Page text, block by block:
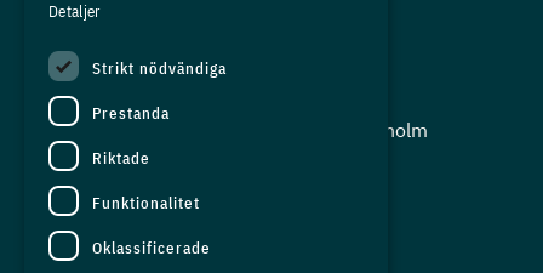
In English
Adress:
Storgatan 19, Box 5501, 114 85 Stockholm
Organisationsnummer:
556625 - 8389
E-post:
info@industriarbetsgivarna.se
Detaljer
Strikt nödvändiga
Prestanda
Riktade
Funktionalitet
Oklassificerade